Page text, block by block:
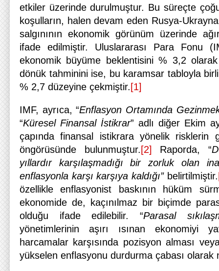
etkiler üzerinde durulmuştur. Bu süreçte
koşulların, halen devam eden Rusya-Ukrayna
salgınının ekonomik görünüm üzerinde
ifade edilmiştir. Uluslararası Para Fonu
ekonomik büyüme beklentisini % 3,2
dönük tahminini ise, bu karamsar tabloyla
% 2,7 düzeyine çekmiştir. [1]
IMF, ayrıca, “Enflasyon Ortamında
“Küresel Finansal İstikrar” adlı diğer Ekim
çapında finansal istikrara yönelik risklerin
öngörüsünde bulunmuştur. [2] Raporda, “
yıllardır karşılaşmadığı bir zorluk olan
enflasyonla karşı karşıya kaldığı” belirtilmiştir.
özellikle enflasyonist baskının hüküm
ekonomide de, kaçınılmaz bir biçimde
olduğu ifade edilebilir. “Parasal
yönetimlerinin aşırı ısınan ekonomiyi
harcamalar karşısında pozisyon alması
yükselen enflasyonu durdurma çabası olarak